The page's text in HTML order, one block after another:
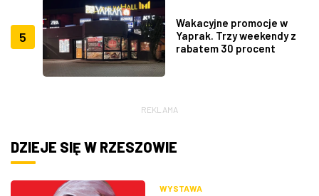
5
Wakacyjne promocje w
Yaprak. Trzy weekendy z
rabatem 30 procent
REKLAMA
DZIEJE SIĘ W RZESZOWIE
WYSTAWA